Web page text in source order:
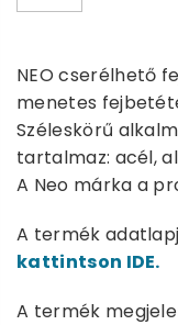
NEO cserélhető
menetes
Széleskörű
tartalmaz: acél,
A Neo márka a
A termék
kattintson IDE.
A termék